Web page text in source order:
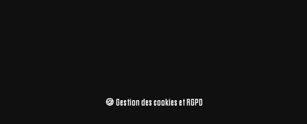
🍪 Gestion des cookies et RGPD